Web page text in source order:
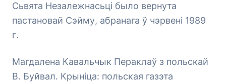
Сьвята Незалежнасьці было вернута
пастановай Сэйму, абранага ў чэрвені 1989
г.
Магдалена Кавальчык Пераклаў з польскай
В. Буйвал. Крыніца: польская газэта